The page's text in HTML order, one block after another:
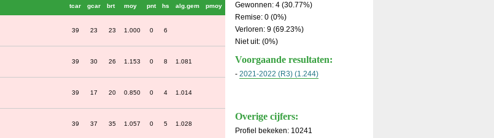
tcar gcar brt moy pnt hs alg.gem pmoy
39 23 23 1.000 0 6
39 30 26 1.153 0 8 1.081
39 17 20 0.850 0 4 1.014
39 37 35 1.057 0 5 1.028
Gewonnen: 4 (30.77%)
Remise: 0 (0%)
Verloren: 9 (69.23%)
Niet uit: (0%)
Voorgaande resultaten:
- 2021-2022 (R3) (1.244)
Overige cijfers:
Profiel bekeken: 10241